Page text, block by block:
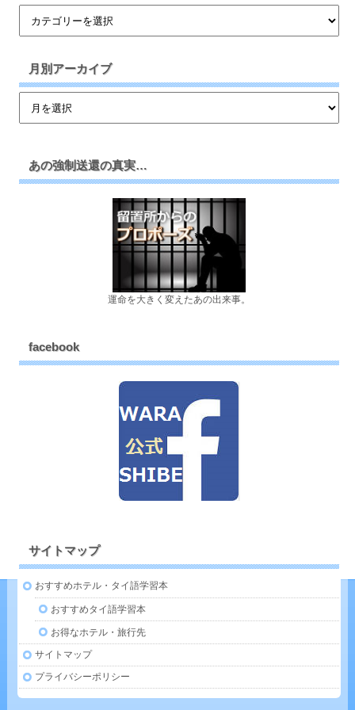
月別アーカイブ
あの強制送還の真実…
運命を大きく変えたあの出来事。
facebook
サイトマップ
おすすめホテル・タイ語学習本
おすすめタイ語学習本
お得なホテル・旅行先
サイトマップ
プライバシーポリシー